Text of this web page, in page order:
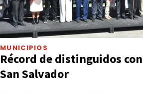
MUNICIPIOS
Récord de distinguidos
San Salvador